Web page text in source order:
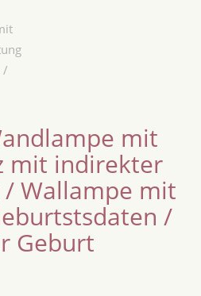
mit
mit indirekter
/ Wallampe mit
/
Geburt